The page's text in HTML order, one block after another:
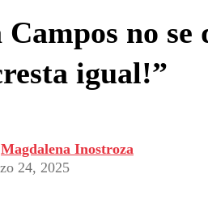
no
igual!”
Magdalena Inostroza
24, 2025